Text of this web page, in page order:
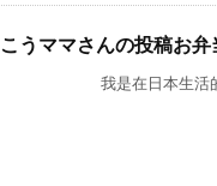
こうママさんの投稿お
我是在日本生活的一位